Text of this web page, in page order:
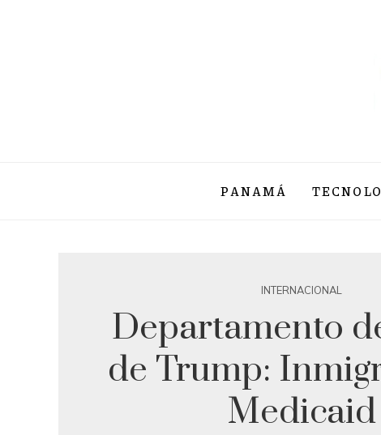
PANAMÁ
INTERNACIONAL
Departamento
de Trump:
Medicaid